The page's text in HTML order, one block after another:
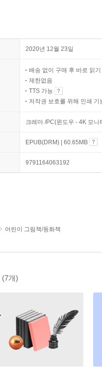
2020년 12월 23일
배송 없이 구매 후 바로 읽기
제한없음
TTS 가능
저작권 보호를 위해 인쇄 기
크레마 /PC(윈도우 - 4K 모
EPUB(DRM) | 60.65MB
9791164063192
어린이 그림책/동화책
(7개)